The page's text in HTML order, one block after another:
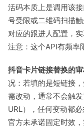
活码本质上是调用该
号受限或二维码扫描
对应的跟进人配置，
注意：这个API有频率
抖音卡片链接替换的审
况：若填的是短链接
需改动，通常不会触
URL），任何变动都
官方未承诺固定时效